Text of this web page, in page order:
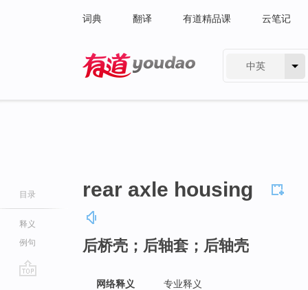
词典 翻译 有道精品课 云笔记
中英
目录
释义
例句
rear axle housing
后桥壳；后轴套；后轴壳
网络释义 专业释义